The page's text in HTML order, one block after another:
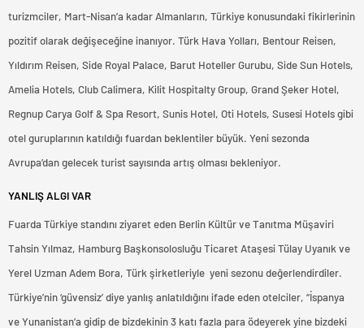
turizmciler, Mart-Nisan’a kadar Almanların, Türkiye konusundaki fikirlerinin
pozitif olarak değişeceğine inanıyor. Türk Hava Yolları, Bentour Reisen,
Yıldırım Reisen, Side Royal Palace, Barut Hoteller Gurubu, Side Sun Hotels,
Amelia Hotels, Club Calimera, Kilit Hospitalty Group, Grand Şeker Hotel,
Regnup Carya Golf & Spa Resort, Sunis Hotel, Oti Hotels, Susesi Hotels gibi
otel guruplarının katıldığı fuardan beklentiler büyük. Yeni sezonda
Avrupa’dan gelecek turist sayısında artış olması bekleniyor.
YANLIŞ ALGI VAR
Fuarda Türkiye standını ziyaret eden Berlin Kültür ve Tanıtma Müşaviri
Tahsin Yılmaz, Hamburg Başkonsolosluğu Ticaret Ataşesi Tülay Uyanık ve
Yerel Uzman Adem Bora, Türk şirketleriyle yeni sezonu değerlendirdiler.
Türkiye’nin ‘güvensiz’ diye yanlış anlatıldığını ifade eden otelciler, “İspanya
ve Yunanistan’a gidip de bizdekinin 3 katı fazla para ödeyerek yine bizdeki